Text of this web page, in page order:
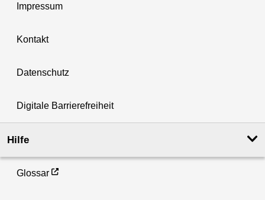
Impressum
Kontakt
Datenschutz
Digitale Barrierefreiheit
Hilfe
Glossar